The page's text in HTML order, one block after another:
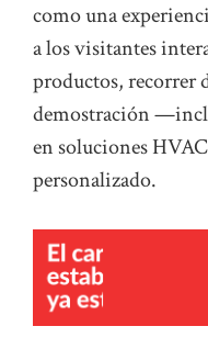
como una
a los visitantes
productos, recorrer
demostración
en soluciones
personalizado.